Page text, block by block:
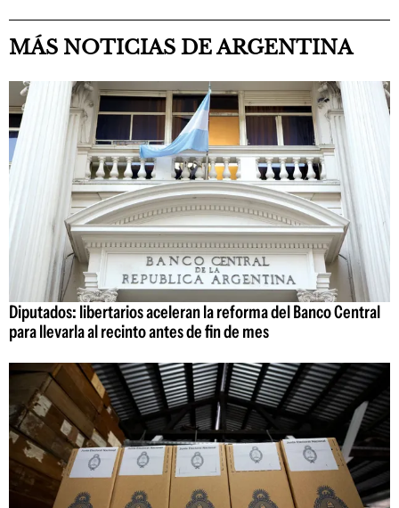
MÁS NOTICIAS DE ARGENTINA
Diputados: libertarios aceleran la reforma del Banco Central
para llevarla al recinto antes de fin de mes